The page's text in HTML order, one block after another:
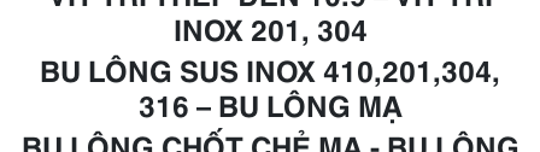
INOX 201, 304
BU LÔNG SUS INOX 410,201,304,
316 – BU LÔNG MẠ